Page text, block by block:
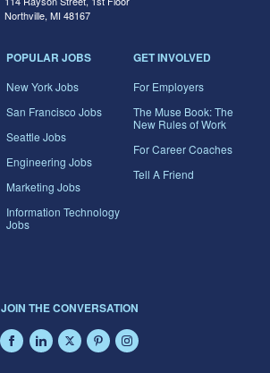
Northville, MI 48167
POPULAR JOBS
New York Jobs
San Francisco Jobs
Seattle Jobs
Engineering Jobs
Marketing Jobs
Information Technology
Jobs
GET INVOLVED
For Employers
The Muse Book: The
New Rules of Work
For Career Coaches
Tell A Friend
JOIN THE CONVERSATION